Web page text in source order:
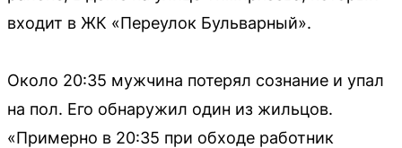
входит в ЖК «Переулок Бульварный».
Около 20:35 мужчина потерял сознание и упал
на пол. Его обнаружил один из жильцов.
«Примерно в 20:35 при обходе работник